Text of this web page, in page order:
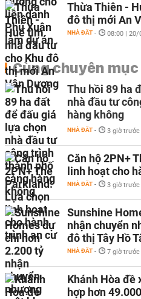
Thừa Thiên -
đô thị mới An
NHÀ ĐẤT - 08:00 | 20/
Cùng chuyên mục
Thu hồi 89 ha
nhà đầu tư
hàng không
NHÀ ĐẤT - 3 giờ trước
Căn hộ 2PN+
linh hoạt cho
NHÀ ĐẤT - 3 giờ trước
Sunshine
nhận chuyển
đô thị Tây Hồ
NHÀ ĐẤT - 7 giờ trước
Khánh Hòa đề
hợp hơn